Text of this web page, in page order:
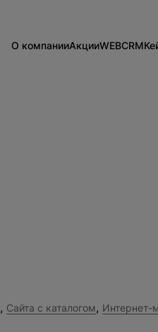
О компанииАкцииWEBCRM
, Сайта с каталогом, Интернет-